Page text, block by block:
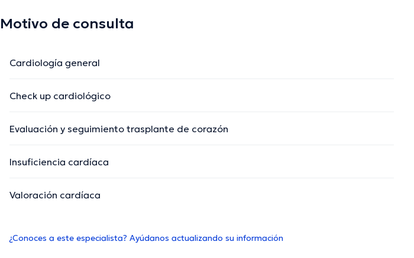
Motivo de consulta
Cardiología general
Check up cardiológico
Evaluación y seguimiento trasplante de corazón
Insuficiencia cardíaca
Valoración cardíaca
¿Conoces a este especialista? Ayúdanos actualizando su información